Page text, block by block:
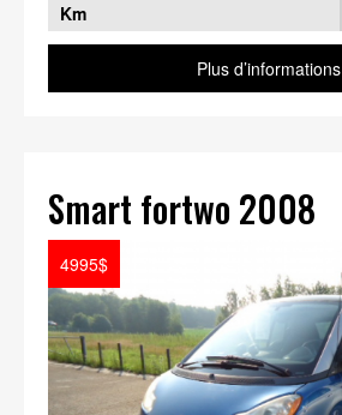
Km
Plus d’informations
Smart fortwo 2008
4995$